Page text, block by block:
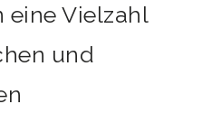
eine Vielzahl
und